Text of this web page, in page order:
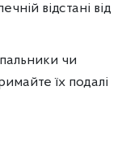
відстані від
чи
їх подалі